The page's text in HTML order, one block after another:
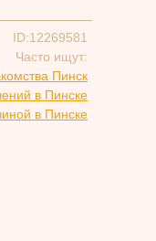
ID:12269581
Часто ищут:
Пинск
в Пинске
в Пинске